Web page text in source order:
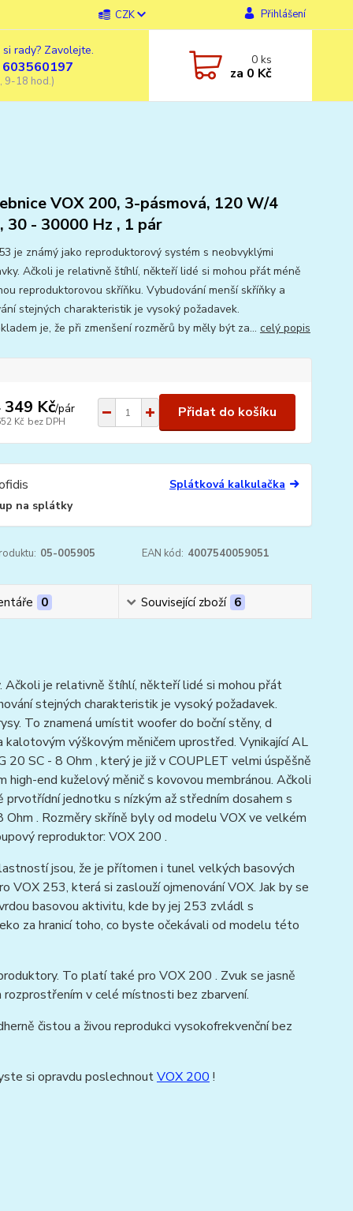
CZK Přihlášení
rady? Zavolejte.
9-18 hod.)
0ks
za 0 Kč
VOX 200, 3-pásmová, 120 W/4
30 - 30000 Hz , 1 pár
je známý jako reproduktorový systém s neobvyklými
Ačkoli je relativně štíhlí, někteří lidé si mohou přát méně
reproduktorovou skříňku. Vybudování menší skříňky a
stejných charakteristik je vysoký požadavek.
je, že při zmenšení rozměrů by měly být za... celý popis
349 Kč/pár
Kč bez DPH
Přidat do košíku
Splátková kalkulačka
na splátky
05-005905 EAN kód: 4007540059051
0 Související zboží 6
je relativně štíhlí, někteří lidé si mohou přát
stejných charakteristik je vysoký požadavek.
To znamená umístit woofer do boční stěny, d
výškovým měničem uprostřed. Vynikající AL
SC - 8 Ohm , který je již v COUPLET velmi úspěšně
end kuželový měnič s kovovou membránou. Ačkoli
jednotku s nízkým až středním dosahem s
. Rozměry skříně byly od modelu VOX ve velkém
reproduktor: VOX 200 .
jsou, že je přítomen i tunel velkých basových
253, která si zaslouží ojmenování VOX. Jak by se
basovou aktivitu, kde by jej 253 zvládl s
za hranicí toho, co byste očekávali od modelu této
To platí také pro VOX 200 . Zvuk se jasně
v celé místnosti bez zbarvení.
čistou a živou reprodukci vysokofrekvenční bez
si opravdu poslechnoutVOX 200 !